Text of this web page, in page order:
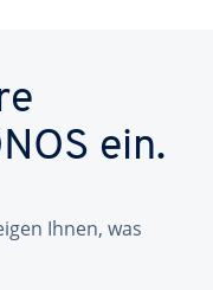
ein.
Ihnen, was